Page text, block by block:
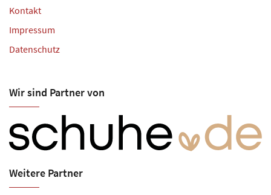
Kontakt
Impressum
Datenschutz
Wir sind Partner von
Weitere Partner